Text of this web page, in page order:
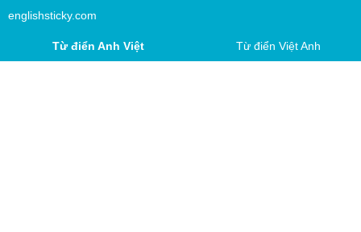
englishsticky.com
Từ điển Anh Việt Từ điển Việt Anh